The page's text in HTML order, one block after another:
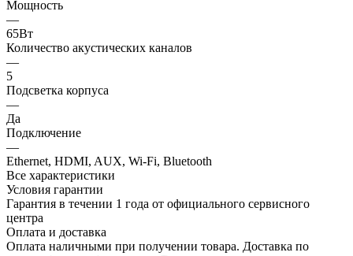
Мощность
—
65Вт
Количество акустических каналов
—
5
Подсветка корпуса
—
Да
Подключение
—
Ethernet, HDMI, AUX, Wi-Fi, Bluetooth
Все характеристики
Условия гарантии
Гарантия в течении 1 года от официального сервисного
центра
Оплата и доставка
Оплата наличными при получении товара. Доставка по